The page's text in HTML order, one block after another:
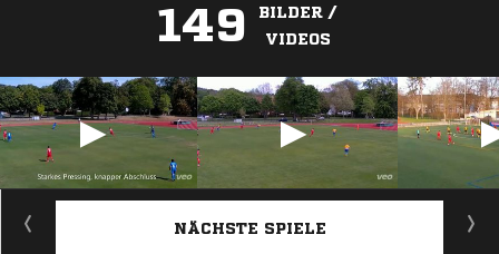
149
BILDER /
VIDEOS
ANZEIGE
NÄCHSTE SPIELE